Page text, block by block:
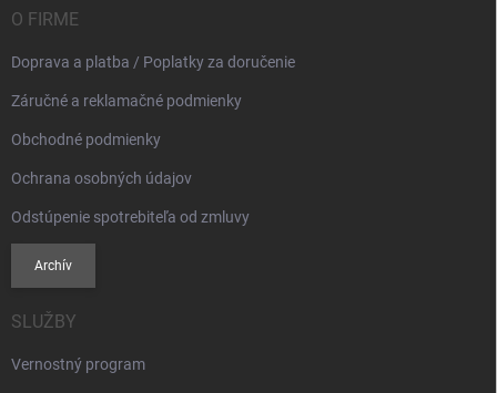
O FIRME
Doprava a platba / Poplatky za doručenie
Záručné a reklamačné podmienky
Obchodné podmienky
Ochrana osobných údajov
Odstúpenie spotrebiteľa od zmluvy
Archív
SLUŽBY
Vernostný program